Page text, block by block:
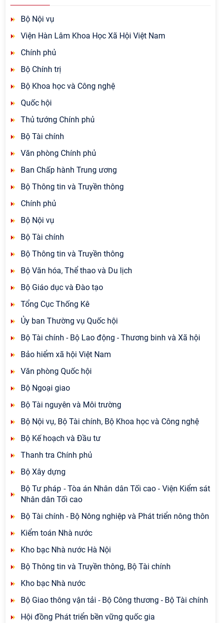
Bộ Nội vụ
Viện Hàn Lâm Khoa Học Xã Hội Việt Nam
Chính phủ
Bộ Chính trị
Bộ Khoa học và Công nghệ
Quốc hội
Thủ tướng Chính phủ
Bộ Tài chính
Văn phòng Chính phủ
Ban Chấp hành Trung ương
Bộ Thông tin và Truyền thông
Chính phủ
Bộ Nội vụ
Bộ Tài chính
Bộ Thông tin và Truyền thông
Bộ Văn hóa, Thể thao và Du lịch
Bộ Giáo dục và Đào tạo
Tổng Cục Thống Kê
Ủy ban Thường vụ Quốc hội
Bộ Tài chính - Bộ Lao động - Thương binh và Xã hội
Bảo hiểm xã hội Việt Nam
Văn phòng Quốc hội
Bộ Ngoại giao
Bộ Tài nguyên và Môi trường
Bộ Nội vụ, Bộ Tài chính, Bộ Khoa học và Công nghệ
Bộ Kế hoạch và Đầu tư
Thanh tra Chính phủ
Bộ Xây dựng
Bộ Tư pháp - Tòa án Nhân dân Tối cao - Viện Kiểm sát
Nhân dân Tối cao
Bộ Tài chính - Bộ Nông nghiệp và Phát triển nông thôn
Kiểm toán Nhà nước
Kho bạc Nhà nước Hà Nội
Bộ Thông tin và Truyền thông, Bộ Tài chính
Kho bạc Nhà nước
Bộ Giao thông vận tải - Bộ Công thương - Bộ Tài chính
Hội đồng Phát triển bền vững quốc gia